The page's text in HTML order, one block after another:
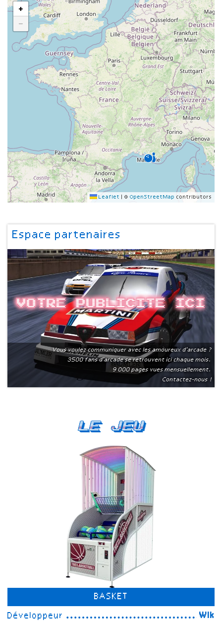
+
−
Leaflet © OpenStreetMap contributors
Espace partenaires
Votre publicite ici
Vous voulez communiquer avec les amoureux d'arcade ?
3500 fans d'arcade se retrouvent ici chaque mois.
9 000 pages vues mensuellement.
Contactez-nous !
Le Jeu
BASKET
Développeur
Wik